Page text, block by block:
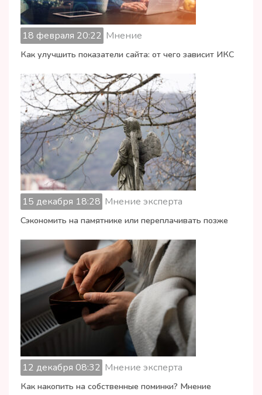
18 февраля 20:22 Мнение
Как улучшить показатели сайта: от чего зависит ИКС
15 декабря 18:28 Мнение эксперта
Сэкономить на памятнике или переплачивать позже
12 декабря 08:32 Мнение эксперта
Как накопить на собственные поминки? Мнение